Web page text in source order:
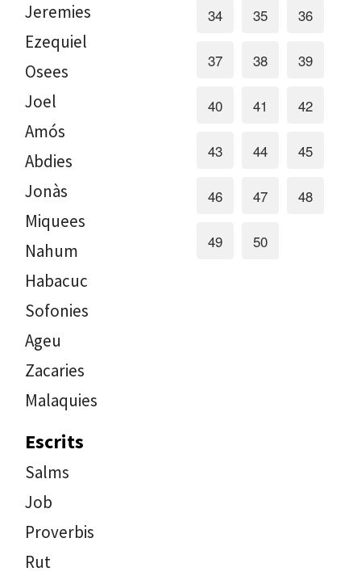
Jeremies
Ezequiel
Osees
Joel
Amós
Abdies
Jonàs
Miquees
Nahum
Habacuc
Sofonies
Ageu
Zacaries
Malaquies
Escrits
Salms
Job
Proverbis
Rut
34 35 36
37 38 39
40 41 42
43 44 45
46 47 48
49 50